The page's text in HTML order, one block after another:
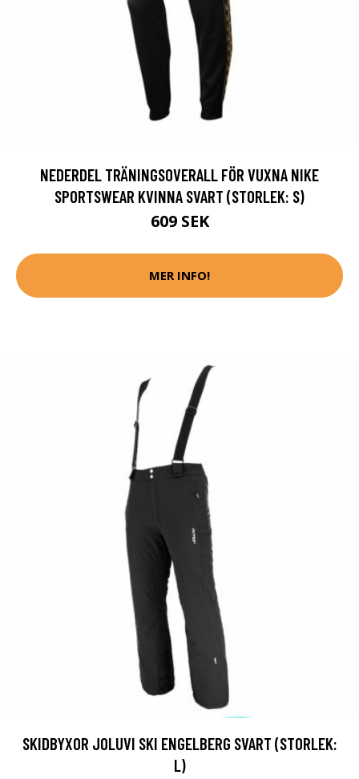
NEDERDEL TRÄNINGSOVERALL FÖR VUXNA NIKE
SPORTSWEAR KVINNA SVART (STORLEK: S)
609 SEK
MER INFO!
SKIDBYXOR JOLUVI SKI ENGELBERG SVART (STORLEK:
L)